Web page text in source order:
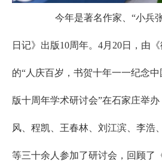
今年是著名作家、“小兵
日记》出版10周年。4月20日，由
的“人庆百岁，书贺十年一一纪念
版十周年学术研讨会”在石家庄举
风、程凯、王春林、刘江滨、李浩
等三十余人参加了研讨会，回顾了